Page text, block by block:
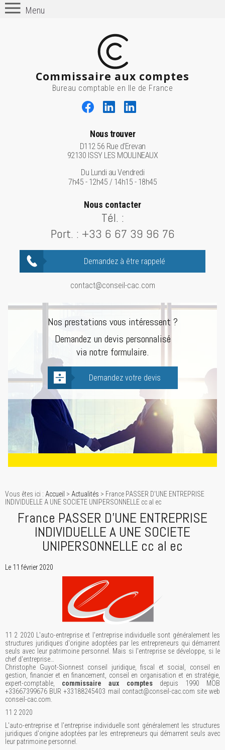
Menu
Commissaire aux comptes
Bureau comptable en Ile de France
Nous trouver
D112 56 Rue d'Erevan
92130 ISSY LES MOULINEAUX
Du Lundi au Vendredi
7h45 - 12h45 / 14h15 - 18h45
Nous contacter
Tél. :
Port. : +33 6 67 39 96 76
Demandez à être rappelé
contact@conseil-cac.com
Nos prestations vous intéressent ?
Demandez un devis personnalisé
via notre formulaire.
Demandez votre devis
Vous êtes ici : Accueil > Actualités > France PASSER D'UNE ENTREPRISE
INDIVIDUELLE A UNE SOCIETE UNIPERSONNELLE cc al ec
France PASSER D'UNE ENTREPRISE
INDIVIDUELLE A UNE SOCIETE
UNIPERSONNELLE cc al ec
Le 11 février 2020
11 2 2020 L'auto-entreprise et l'entreprise individuelle sont généralement les
structures juridiques d'origine adoptées par les entrepreneurs qui démarrent
seuls avec leur patrimoine personnel. Mais si l'entreprise se développe, si le
chef d'entreprise…
Christophe Guyot-Sionnest conseil juridique, fiscal et social, conseil en
gestion, financier et en financement, conseil en organisation et en stratégie,
expert-comptable, commissaire aux comptesdepuis 1990 MOB
+33667399676 BUR +33188245403 mail contact@conseil-cac.com site web
conseil-cac.com.
11 2 2020
L'auto-entreprise et l'entreprise individuelle sont généralement les structures
juridiques d'origine adoptées par les entrepreneurs qui démarrent seuls avec
leur patrimoine personnel.